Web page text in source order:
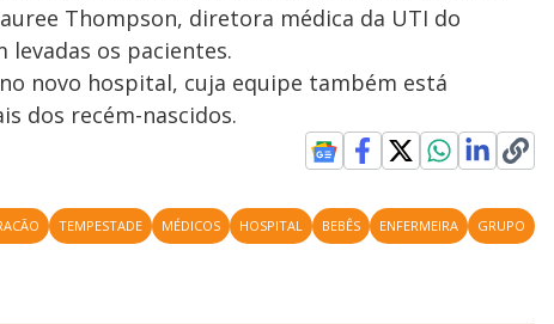
Thompson, diretora médica da UTI do
os pacientes.
novo hospital, cuja equipe também está
dos recém-nascidos.
TEMPESTADE MÉDICOS HOSPITAL BEBÊS ENFERMEIRA GRUPO